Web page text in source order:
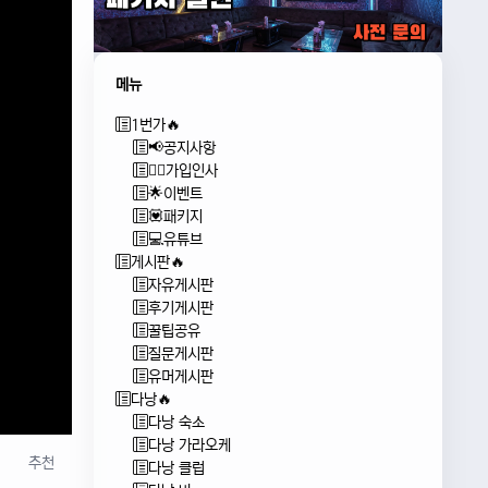
추천
메뉴
1번가🔥
📢공지사항
🙇‍♂️가입인사
🌟이벤트
💟패키지
💻유튜브
게시판🔥
자유게시판
후기게시판
꿀팁공유
질문게시판
유머게시판
다낭🔥
다낭 숙소
다낭 가라오케
다낭 클럽